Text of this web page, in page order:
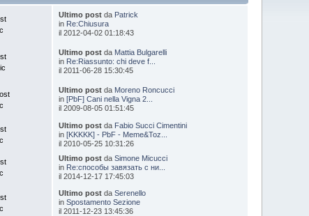
Ultimo postda Patrick
in Re:Chiusura
il 2012-04-02 01:18:43
Ultimo postda Mattia Bulgarelli
in Re:Riassunto: chi deve f...
il 2011-06-28 15:30:45
Ultimo postda Moreno Roncucci
in [PbF] Cani nella Vigna 2...
il 2009-08-05 01:51:45
Ultimo postda Fabio Succi Cimentini
in [KKKKK] - PbF - Meme&Toz...
il 2010-05-25 10:31:26
Ultimo postda Simone Micucci
in Re:способы завязать с ни...
il 2014-12-17 17:45:03
Ultimo postda Serenello
in Spostamento Sezione
il 2011-12-23 13:45:36